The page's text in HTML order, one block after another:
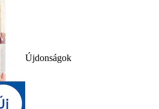
Újdonságok